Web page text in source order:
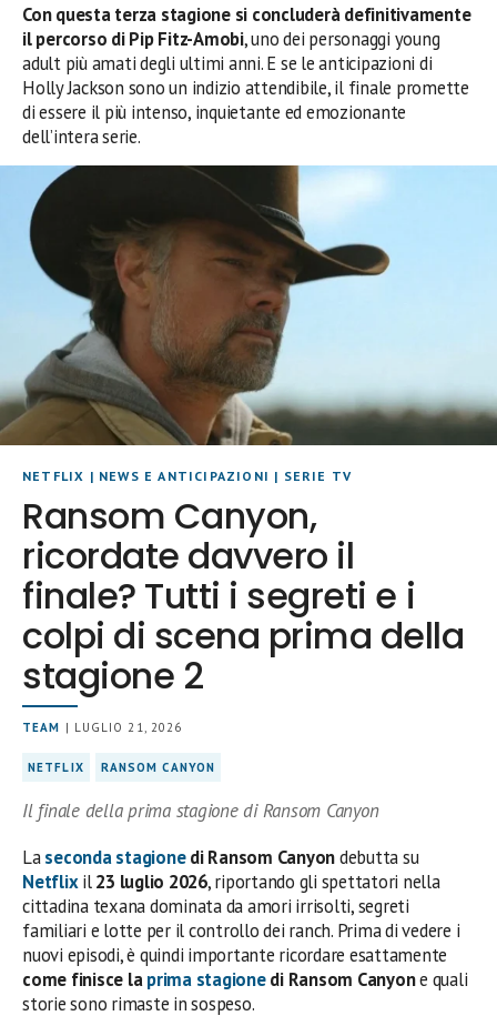
Con questa terza stagione si concluderà definitivamente
il percorso di Pip Fitz-Amobi, uno dei personaggi young
adult più amati degli ultimi anni. E se le anticipazioni di
Holly Jackson sono un indizio attendibile, il finale promette
di essere il più intenso, inquietante ed emozionante
dell’intera serie.
NETFLIX | NEWS E ANTICIPAZIONI | SERIE TV
Ransom Canyon,
ricordate davvero il
finale? Tutti i segreti e i
colpi di scena prima della
stagione 2
TEAM | LUGLIO 21, 2026
NETFLIX RANSOM CANYON
Il finale della prima stagione di Ransom Canyon
Laseconda stagionedi Ransom Canyondebutta su
Netflixil23 luglio 2026, riportando gli spettatori nella
cittadina texana dominata da amori irrisolti, segreti
familiari e lotte per il controllo dei ranch. Prima di vedere i
nuovi episodi, è quindi importante ricordare esattamente
come finisce laprima stagionedi Ransom Canyone quali
storie sono rimaste in sospeso.